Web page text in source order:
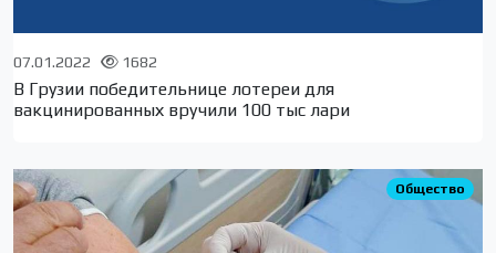
07.01.2022 1682
В Грузии победительнице лотереи для
вакцинированных вручили 100 тыс лари
Общество